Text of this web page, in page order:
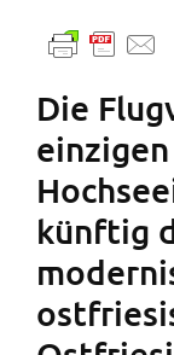
Die
künftig